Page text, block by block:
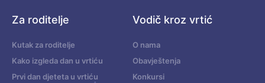
Za roditelje
Kutak za roditelje
Kako izgleda dan u vrtiću
Prvi dan djeteta u vrtiću
Vodič kroz vrtić
O nama
Obavještenja
Konkursi